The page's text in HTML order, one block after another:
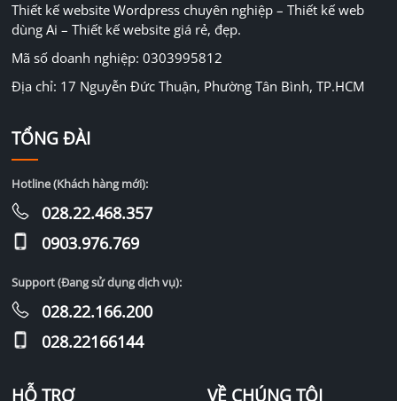
Thiết kế website Wordpress chuyên nghiệp – Thiết kế web
dùng Ai – Thiết kế website giá rẻ, đẹp.
Mã số doanh nghiệp: 0303995812
Địa chỉ: 17 Nguyễn Đức Thuận, Phường Tân Bình, TP.HCM
HỖ TRỢ VỀ CHÚNG TÔI
TỔNG ĐÀI
Hotline (Khách hàng mới):
028.22.468.357
0903.976.769
Support (Đang sử dụng dịch vụ):
028.22.166.200
028.22166144